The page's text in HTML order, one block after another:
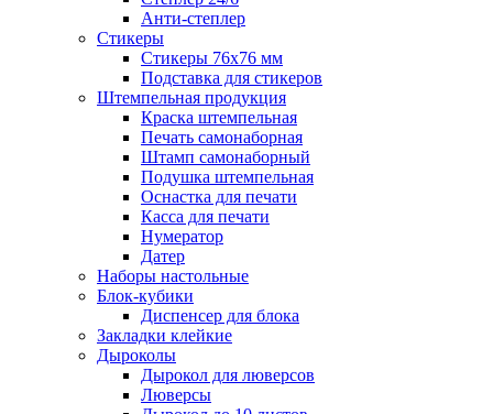
Анти-степлер
Стикеры
Стикеры 76x76 мм
Подставка для стикеров
Штемпельная продукция
Краска штемпельная
Печать самонаборная
Штамп самонаборный
Подушка штемпельная
Оснастка для печати
Касса для печати
Нумератор
Датер
Наборы настольные
Блок-кубики
Диспенсер для блока
Закладки клейкие
Дыроколы
Дырокол для люверсов
Люверсы